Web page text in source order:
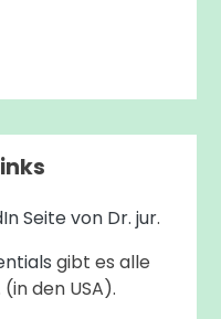
Seite von Dr. jur.
gibt es alle
den USA).